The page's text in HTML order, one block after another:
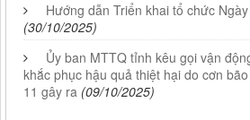
Hướng dẫn Triển khai tổ chức
(30/10/2025)
Ủy ban MTTQ tỉnh kêu gọi vận
khắc phục hậu quả thiệt hại do cơn
11 gây ra (09/10/2025)